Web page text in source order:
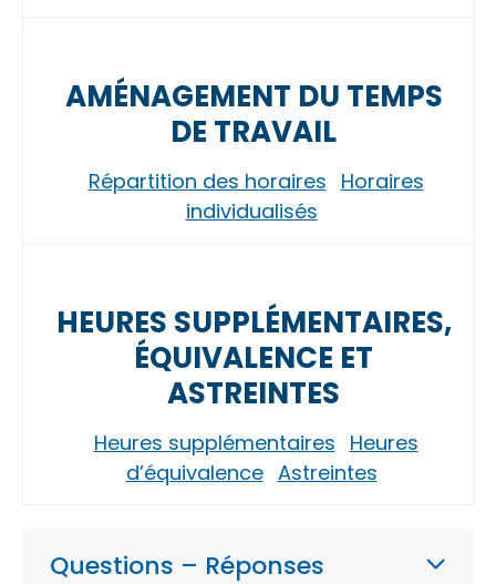
AMÉNAGEMENT DU TEMPS
DE TRAVAIL
Répartition des horaires Horaires
individualisés
HEURES SUPPLÉMENTAIRES,
ÉQUIVALENCE ET
ASTREINTES
Heures supplémentaires Heures
d’équivalence Astreintes
Questions – Réponses